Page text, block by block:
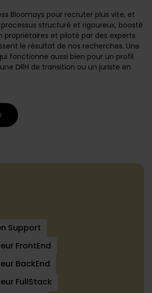
Bloomays pour recruter plus vite, et
structuré et rigoureux, boosté
propriétaires et piloté par des experts
le résultat de nos recherches. Une
fonctionne aussi bien pour un profil
DRH de transition ou un juriste en
Support
FrontEnd
BackEnd
FullStack